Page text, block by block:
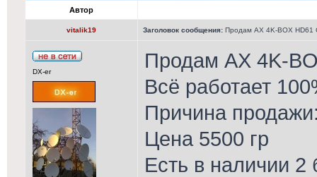
Автор
vitalik19 Заголовок сообщения: Продам AX 4K-BOX HD61
DX-er
Продам AX 4K-
Всё работает
Причина
Цена 5500 гр
Есть в наличии 2